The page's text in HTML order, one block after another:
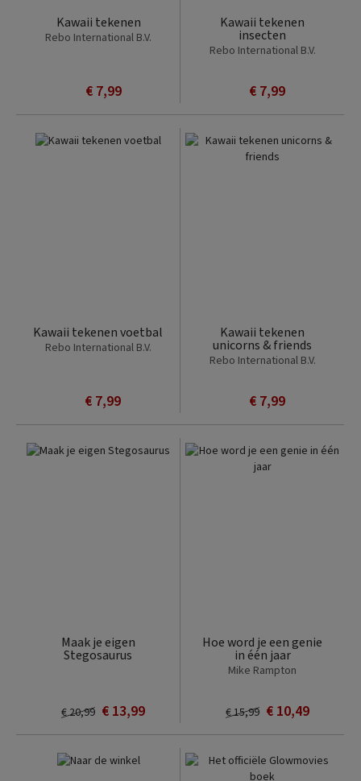
Kawaii tekenen
Rebo International B.V.
€ 7,99
Kawaii tekenen
insecten
Rebo International B.V.
€ 7,99
Kawaii tekenen voetbal
Rebo International B.V.
€ 7,99
Kawaii tekenen
unicorns & friends
Rebo International B.V.
€ 7,99
Maak je eigen
Stegosaurus
€ 13,99
€ 20,99
Hoe word je een genie
in één jaar
Mike Rampton
€ 10,49
€ 15,99